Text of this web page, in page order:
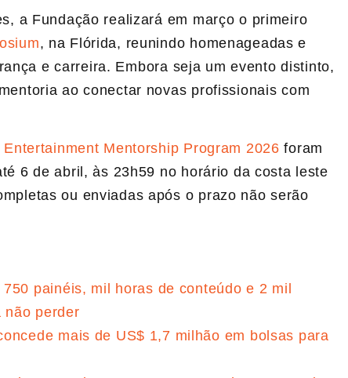
a Fundação realizará em março o primeiro
, na Flórida, reunindo homenageadas e
e carreira. Embora seja um evento distinto,
ao conectar novas profissionais com
Mentorship Program 2026 foram
6 de abril, às 23h59 no horário da costa leste
ou enviadas após o prazo não serão
painéis, mil horas de conteúdo e 2 mil
não perder
mais de US$ 1,7 milhão em bolsas para